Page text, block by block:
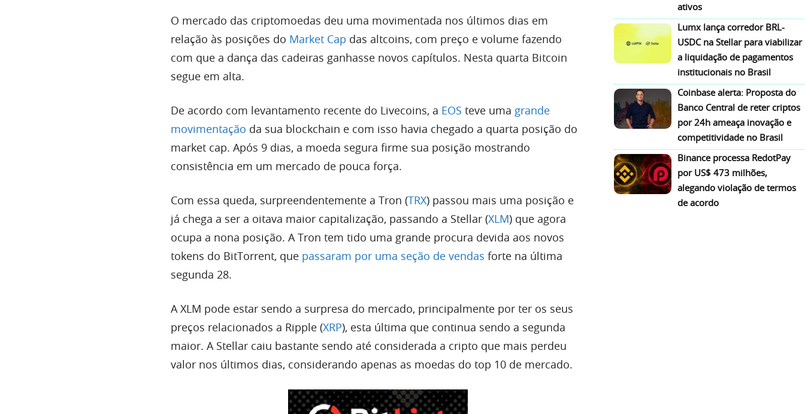
O mercado das criptomoedas deu uma movimentada nos últimos dias em
relação às posições do Market Cap das altcoins, com preço e volume fazendo
com que a dança das cadeiras ganhasse novos capítulos. Nesta quarta Bitcoin
segue em alta.
De acordo com levantamento recente do Livecoins, a EOS teve uma grande
movimentação da sua blockchain e com isso havia chegado a quarta posição do
market cap. Após 9 dias, a moeda segura firme sua posição mostrando
consistência em um mercado de pouca força.
Com essa queda, surpreendentemente a Tron (TRX) passou mais uma posição e
já chega a ser a oitava maior capitalização, passando a Stellar (XLM) que agora
ocupa a nona posição. A Tron tem tido uma grande procura devida aos novos
tokens do BitTorrent, que passaram por uma seção de vendas forte na última
segunda 28.
A XLM pode estar sendo a surpresa do mercado, principalmente por ter os seus
preços relacionados a Ripple (XRP), esta última que continua sendo a segunda
maior. A Stellar caiu bastante sendo até considerada a cripto que mais perdeu
valor nos últimos dias, considerando apenas as moedas do top 10 de mercado.
ativos
Lumx lança corredor BRL-
USDC na Stellar para viabilizar
a liquidação de pagamentos
institucionais no Brasil
Coinbase alerta: Proposta do
Banco Central de reter criptos
por 24h ameaça inovação e
competitividade no Brasil
Binance processa RedotPay
por US$ 473 milhões,
alegando violação de termos
de acordo